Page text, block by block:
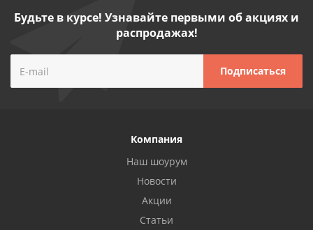
Будьте в курсе! Узнавайте первыми об акциях и
распродажах!
Компания
Наш шоурум
Новости
Акции
Статьи